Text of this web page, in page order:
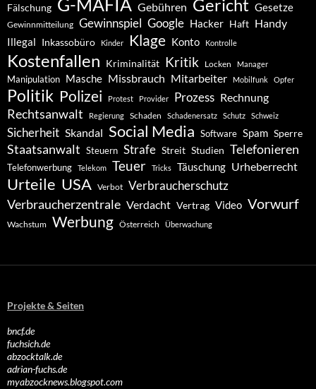
Fälschung G-MAFIA Gebühren Gericht Gesetze
Gewinnmitteilung Gewinnspiel Google Hacker Haft Handy
Illegal Inkassobüro Kinder Klage Konto Kontrolle
Kostenfallen Kriminalität Kritik Locken Manager
Manipulation Masche Missbrauch Mitarbeiter Mobilfunk Opfer
Politik Polizei Protest Provider Prozess Rechnung
Rechtsanwalt Regierung Schaden Schadenersatz Schutz Schweiz
Sicherheit Skandal Social Media Software Spam Sperre
Staatsanwalt Steuern Strafe Streit Studien Telefonieren
Telefonwerbung Telekom Teuer Tricks Täuschung Urheberrecht
Urteile USA Verbot Verbraucherschutz
Verbraucherzentrale Verdacht Vertrag Video Vorwurf
Wachstum Werbung Österreich Überwachung
Projekte & Seiten
bncf.de
fuchsich.de
abzocktalk.de
adrian-fuchs.de
myabzocknews.blogspot.com